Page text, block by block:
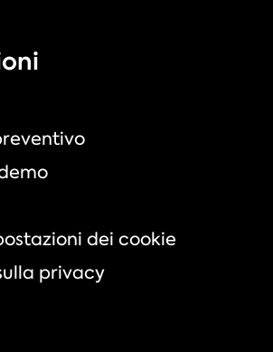
dei cookie
privacy